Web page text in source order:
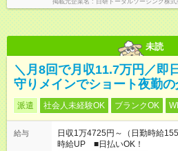
掲載元企業名 日研トータルソーシング株
未読
＼月8回で月収11.7万円／即
守りメインでショート夜勤の
派遣 社会人未経験OK ブランクOK
給与
日収1万4725円～（日勤時給
時給UP ■日払いOK！